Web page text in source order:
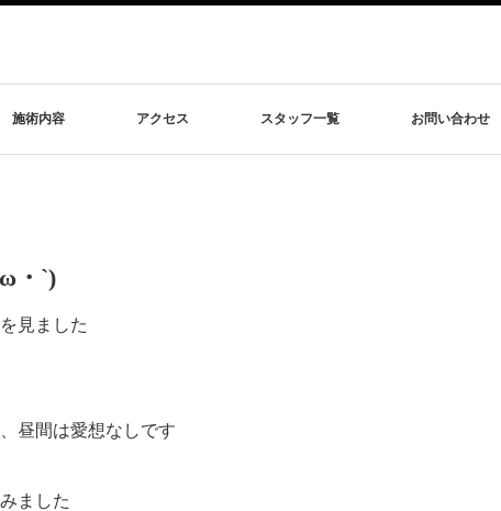
施術内容 アクセス スタッフ一覧 お問い合わせ
・`)
見ました
昼間は愛想なしです
ました